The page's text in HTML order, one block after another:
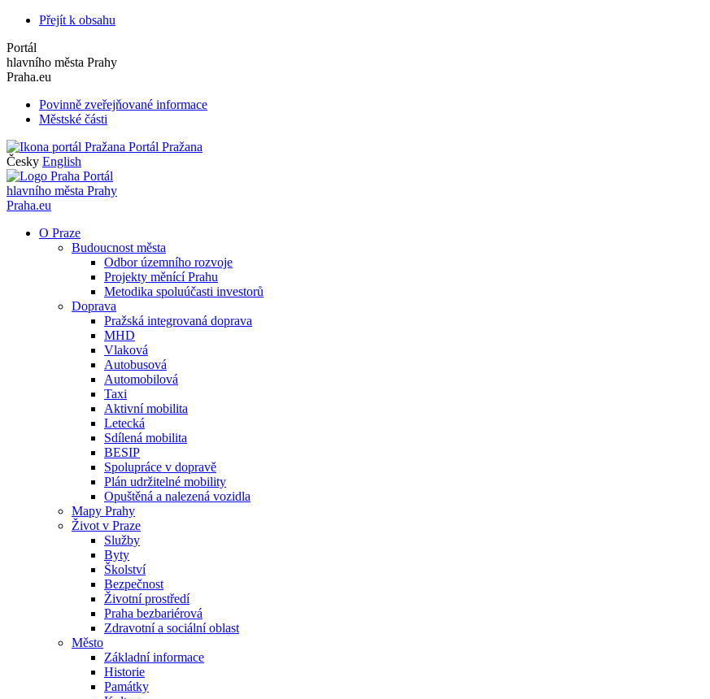
Přejít k obsahu
Portál
hlavního města Prahy
Praha.eu
Povinně zveřejňované informace
Městské části
Portál Pražana
Česky English
Portál
hlavního města Prahy
Praha.eu
O Praze
Budoucnost města
Odbor územního rozvoje
Projekty měnící Prahu
Metodika spoluúčasti investorů
Doprava
Pražská integrovaná doprava
MHD
Vlaková
Autobusová
Automobilová
Taxi
Aktivní mobilita
Letecká
Sdílená mobilita
BESIP
Spolupráce v dopravě
Plán udržitelné mobility
Opuštěná a nalezená vozidla
Mapy Prahy
Život v Praze
Služby
Byty
Školství
Bezpečnost
Životní prostředí
Praha bezbariérová
Zdravotní a sociální oblast
Město
Základní informace
Historie
Památky